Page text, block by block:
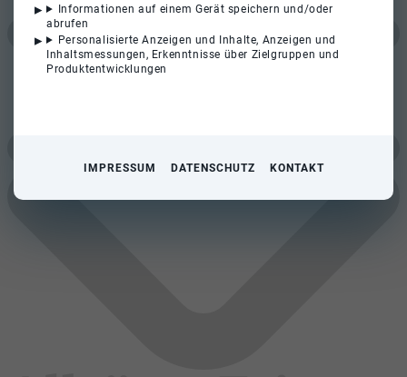
Informationen auf einem Gerät speichern und/oder
abrufen
Personalisierte Anzeigen und Inhalte, Anzeigen und
Inhaltsmessungen, Erkenntnisse über Zielgruppen und
Produktentwicklungen
IMPRESSUM DATENSCHUTZ KONTAKT